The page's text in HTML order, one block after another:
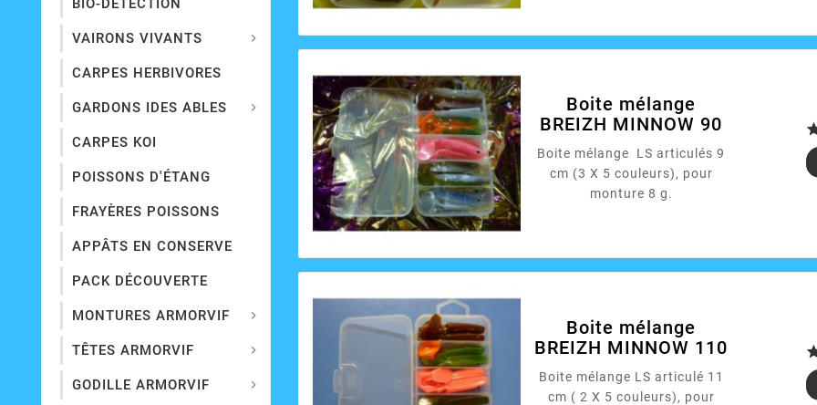
BIO-DÉTECTION
VAIRONS VIVANTS 
CARPES HERBIVORES
GARDONS IDES ABLES 
CARPES KOI
POISSONS D'ÉTANG
FRAYÈRES POISSONS
APPÂTS EN CONSERVE
PACK DÉCOUVERTE
MONTURES ARMORVIF 
TÊTES ARMORVIF 
GODILLE ARMORVIF 
70, 8 Fine Minnow 80 et 4
Boite mélange
BREIZH MINNOW 90
Boite mélange LS articulés 9
cm (3 X 5 couleurs), pour
monture 8 g.
Boite mélange
BREIZH MINNOW 110
Boite mélange LS articulé 11
cm ( 2 X 5 couleurs), pour